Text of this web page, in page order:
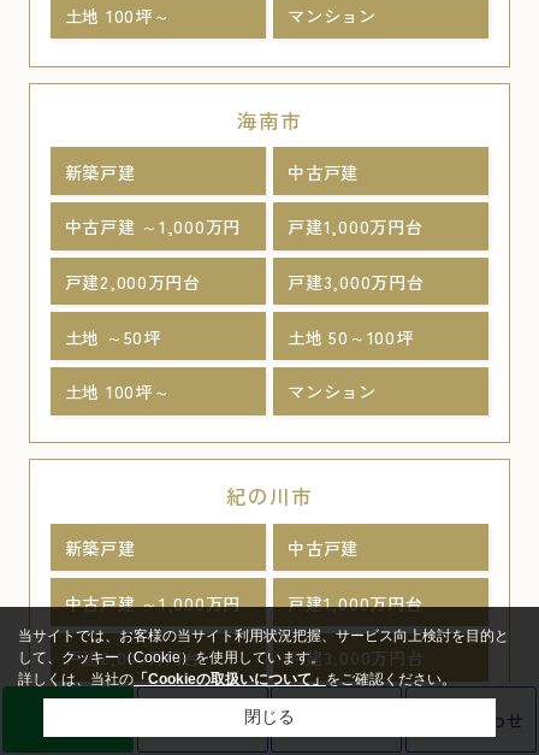
土地 100坪～ マンション
海南市
新築戸建 中古戸建
中古戸建 ～1,000万円 戸建1,000万円台
戸建2,000万円台 戸建3,000万円台
土地 ～50坪 土地 50～100坪
土地 100坪～ マンション
紀の川市
新築戸建 中古戸建
中古戸建 ～1,000万円 戸建1,000万円台
戸建2,000万円台 戸建3,000万円台
土地 50～100坪 お問い合わせ
当サイトでは、お客様の当サイト利用状況把握、サービス向上検討を目的と
して、クッキー（Cookie）を使用しています。
詳しくは、当社の「Cookieの取扱いについて」をご確認ください。
閉じる